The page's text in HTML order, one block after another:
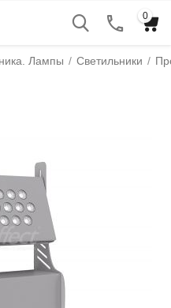
0
Лампы / Светильники /